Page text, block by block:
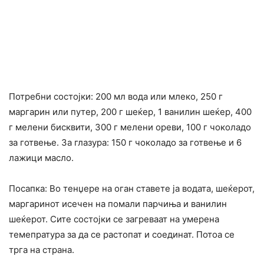
Потребни состојки: 200 мл вода или млеко, 250 г
маргарин или путер, 200 г шеќер, 1 ванилин шеќер, 400
г мелени бисквити, 300 г мелени ореви, 100 г чоколадо
за готвење. За глазура: 150 г чоколадо за готвење и 6
лажици масло.
Посапка: Во тенџере на оган ставете ја водата, шеќерот,
маргаринот исечен на помали парчиња и ванилин
шеќерот. Сите состојки се загреваат на умерена
темепратура за да се растопат и соединат. Потоа се
трга на страна.